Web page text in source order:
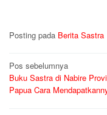
Posting pada Berita Sastra
Navigasi
pos
Pos sebelumnya
Buku Sastra di Nabire
Papua Cara